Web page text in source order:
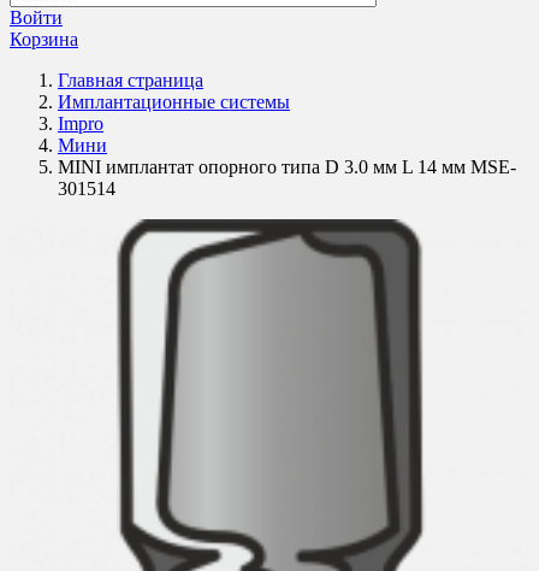
Войти
Корзина
Главная страница
Имплантационные системы
Impro
Мини
MINI имплантат опорного типа D 3.0 мм L 14 мм MSE-
301514